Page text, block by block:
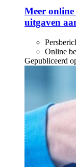
Meer
uitgaven
Online
Gepubliceerd